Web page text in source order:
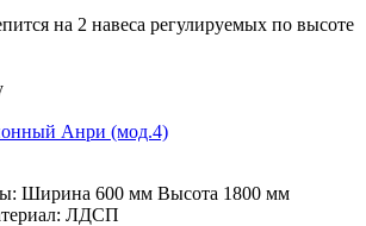
на 2 навеса регулируемых по высоте
Анри (мод.4)
Ширина 600 мм Высота 1800 мм
ЛДСП